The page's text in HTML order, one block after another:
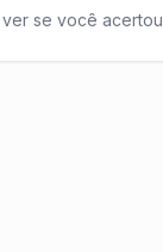
se você acertou